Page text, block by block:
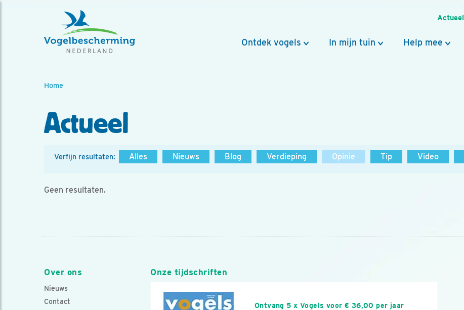
Actueel
Ontdek vogels In mijn tuin Help mee
Home
Actueel
Verfijn resultaten: Alles Nieuws Blog Verdieping Opinie Tip Video
Geen resultaten.
Over ons
Nieuws
Contact
Onze tijdschriften
Ontvang 5 x Vogels voor € 36,00 per jaar